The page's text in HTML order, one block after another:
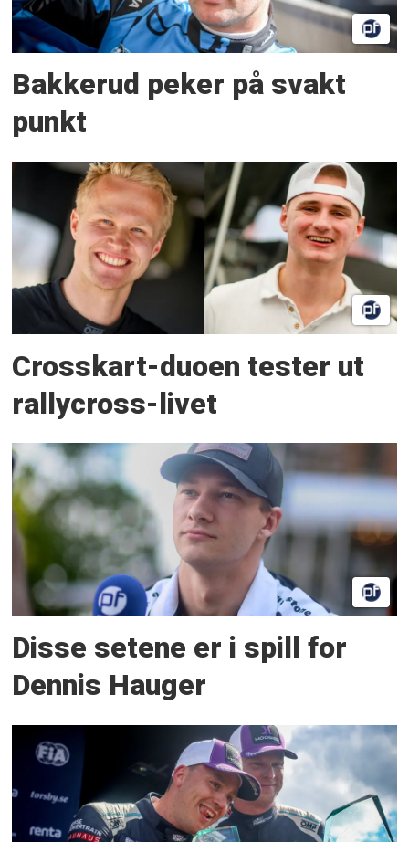
Bakkerud peker på svakt
punkt
Crosskart-duoen tester ut
rallycross-livet
Disse setene er i spill for
Dennis Hauger